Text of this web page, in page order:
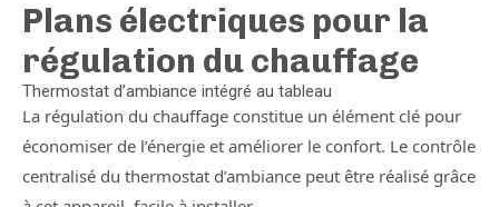
Plans électriques pour la
régulation du chauffage
Thermostat d’ambiance intégré au tableau
La régulation du chauffage constitue un élément clé pour
économiser de l’énergie et améliorer le confort. Le contrôle
centralisé du thermostat d’ambiance peut être réalisé grâce